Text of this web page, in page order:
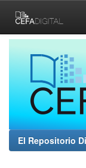
navigation
El Repositorio